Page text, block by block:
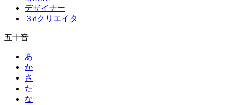
デザイナー
３dクリエイタ
五十音
あ
か
さ
た
な